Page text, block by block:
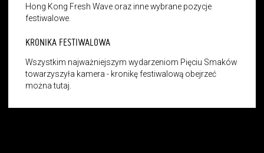
Hong Kong Fresh Wave oraz inne wybrane pozycje
festiwalowe.
KRONIKA FESTIWALOWA
Wszystkim najważniejszym wydarzeniom Pięciu Smaków
towarzyszyła kamera - kronikę festiwalową obejrzeć
można tutaj.